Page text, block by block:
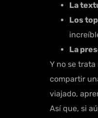
La
Los
La
Y no se
compartir
viajado,
Así que, si